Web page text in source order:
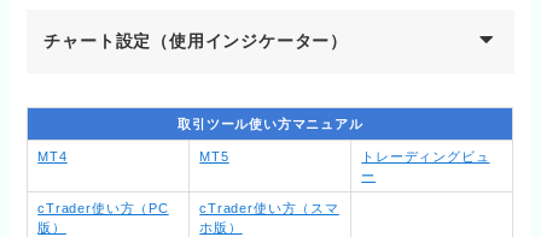
チャート設定（使用インジケーター）
取引ツール使い方マニュアル
MT4 MT5
トレーディングビュ
ー
cTrader使い方（PC
版）
cTrader使い方（スマ
ホ版）